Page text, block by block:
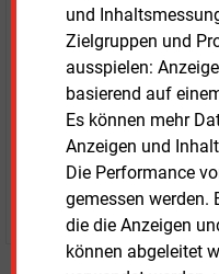
und
Zielgruppen und
ausspielen:
basierend auf
Es können mehr
Anzeigen und
Die Performance
gemessen werden.
die die Anzeigen
können abgeleitet
Zwei Wochen
Zugang auf
Prognose- und
+ einmal täglich
+ zwei Ausgaben
ohne automatische
JETZT KOSTENLOS